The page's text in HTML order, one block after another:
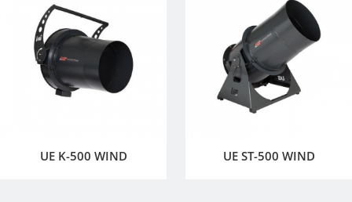
UE K-500 WIND UE ST-500 WIND